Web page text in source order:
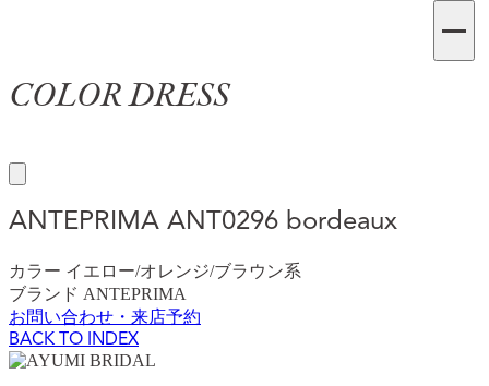
COLOR DRESS
ANTEPRIMA ANT0296 bordeaux
カラー イエロー/オレンジ/ブラウン系
ブランド ANTEPRIMA
お問い合わせ・来店予約
BACK TO INDEX